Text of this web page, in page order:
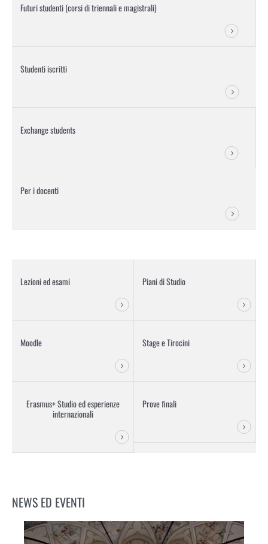
Futuri studenti (corsi di triennali e magistrali)
Studenti iscritti
Exchange students
Per i docenti
Lezioni ed esami Piani di Studio
Moodle Stage e Tirocini
Erasmus+ Studio ed esperienze
internazionali
Prove finali
NEWS ED EVENTI